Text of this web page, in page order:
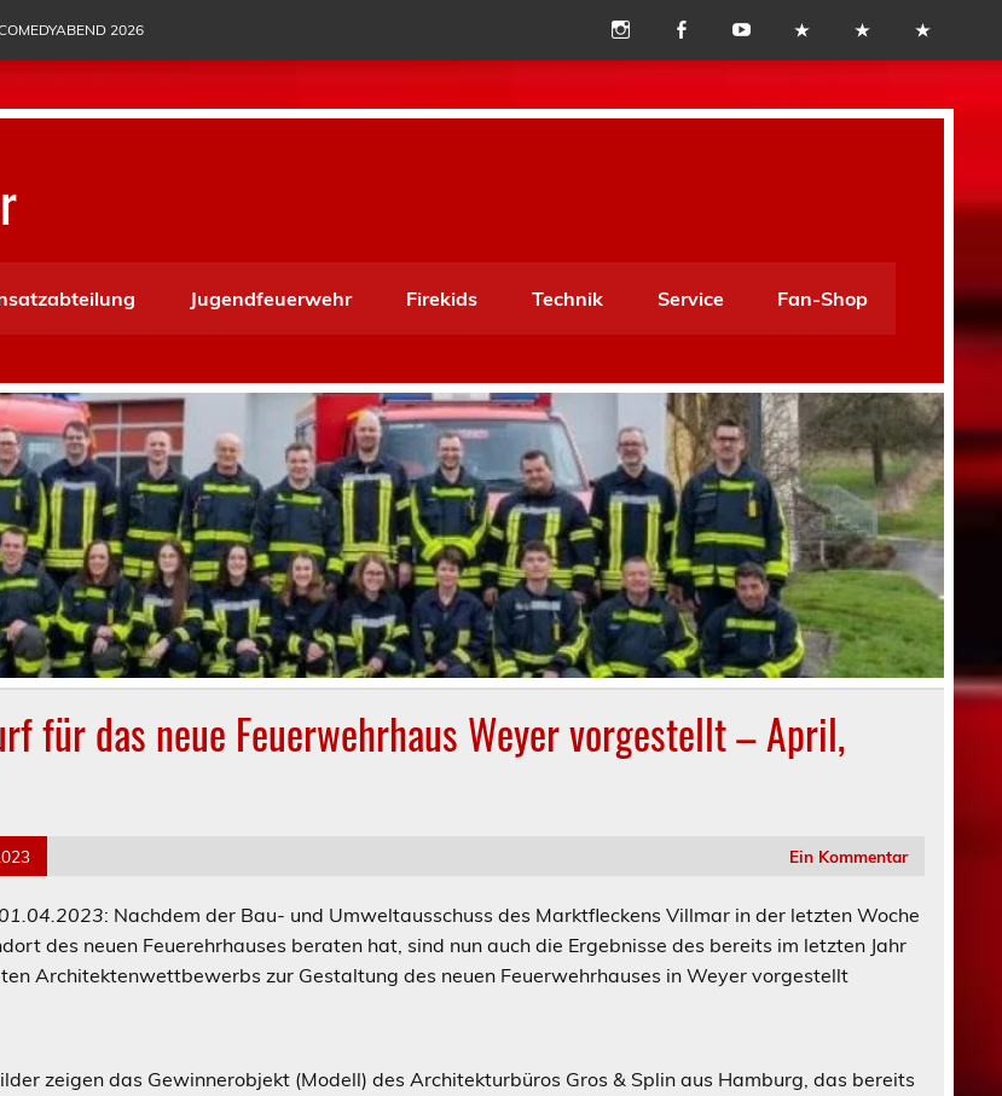
2026
Jugendfeuerwehr Firekids Technik Service Fan-Shop
für das neue Feuerwehrhaus Weyer vorgestellt – April,
Ein Kommentar
: Nachdem der Bau- und Umweltausschuss des Marktfleckens Villmar in der letzten Woche
des neuen Feuerehrhauses beraten hat, sind nun auch die Ergebnisse des bereits im letzten Jahr
Architektenwettbewerbs zur Gestaltung des neuen Feuerwehrhauses in Weyer vorgestellt
zeigen das Gewinnerobjekt (Modell) des Architekturbüros Gros & Splin aus Hamburg, das bereits